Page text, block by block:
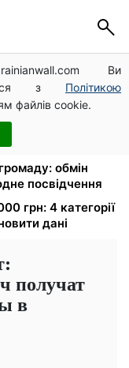
Ви
з Політикою
файлів cookie.
від 2595
Камельчук
на загальних
обмін
посвідчення
грн: 4 категорії
дані
получат
в